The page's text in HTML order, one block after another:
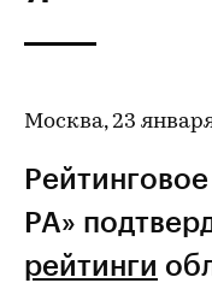
Москва, 23
РА»
рейтинги